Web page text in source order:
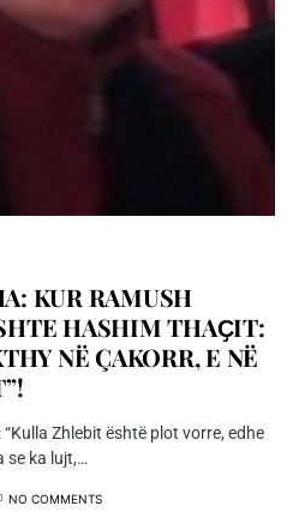
KUR RAMUSH
HASHIM THAҪIT:
NË ÇAKORR, E NË
Zhlebit është plot vorre, edhe
se ka lujt,…
NO COMMENTS